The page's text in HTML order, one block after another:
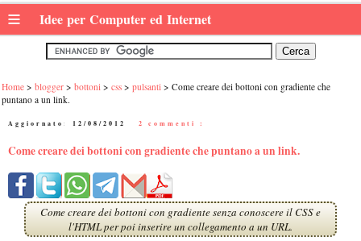
≡ Idee per Computer ed Internet
Home blogger bottoni css pulsanti
Come creare dei bottoni con gradiente che
puntano a un link.
Aggiornato: 12/08/2012 2 commenti :
Come creare dei bottoni con gradiente che puntano a un link.
Come creare dei bottoni con gradiente senza conoscere il CSS e
l'HTML per poi inserire un collegamento a un URL.